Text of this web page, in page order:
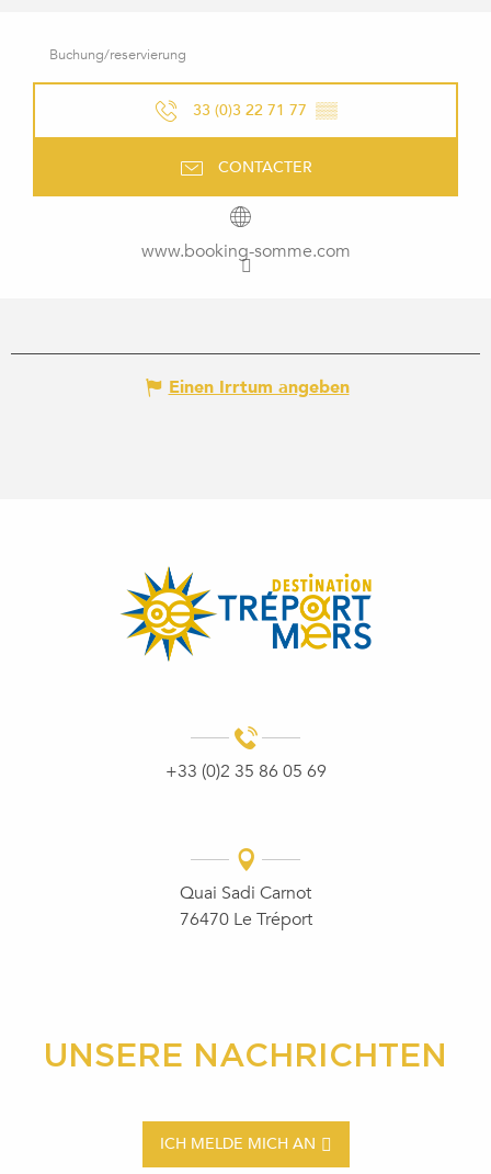
Buchung/reservierung
33 (0)3 22 71 77 ▒▒
CONTACTER
www.booking-somme.com
Einen Irrtum angeben
+33 (0)2 35 86 05 69
Quai Sadi Carnot
76470 Le Tréport
UNSERE NACHRICHTEN
ICH MELDE MICH AN